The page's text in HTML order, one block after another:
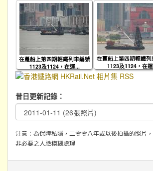
在躉船上第四期輕鐵列車編號
1123及1124，在運...
在躉船上第四期輕鐵列
1123及1124，在
昔日更新記錄：
注意：為保障私隱，二零零八年或以後拍攝的照片
非必要之人臉模糊處理